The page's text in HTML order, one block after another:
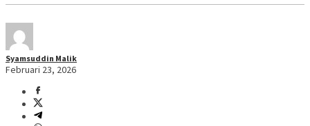
Syamsuddin Malik
Februari 23, 2026